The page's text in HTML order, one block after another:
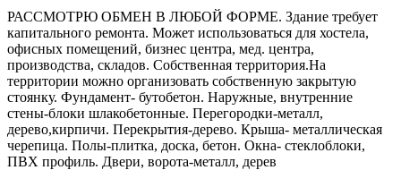
РАССМОТРЮ ОБМЕН В ЛЮБОЙ ФОРМЕ. Здание требует
капитального ремонта. Может использоваться для хостела,
офисных помещений, бизнес центра, мед. центра,
производства, складов. Собственная территория.На
территории можно организовать собственную закрытую
стоянку. Фундамент- бутобетон. Наружные, внутренние
стены-блоки шлакобетонные. Перегородки-металл,
дерево,кирпичи. Перекрытия-дерево. Крыша- металлическая
черепица. Полы-плитка, доска, бетон. Окна- стеклоблоки,
ПВХ профиль. Двери, ворота-металл, дерев